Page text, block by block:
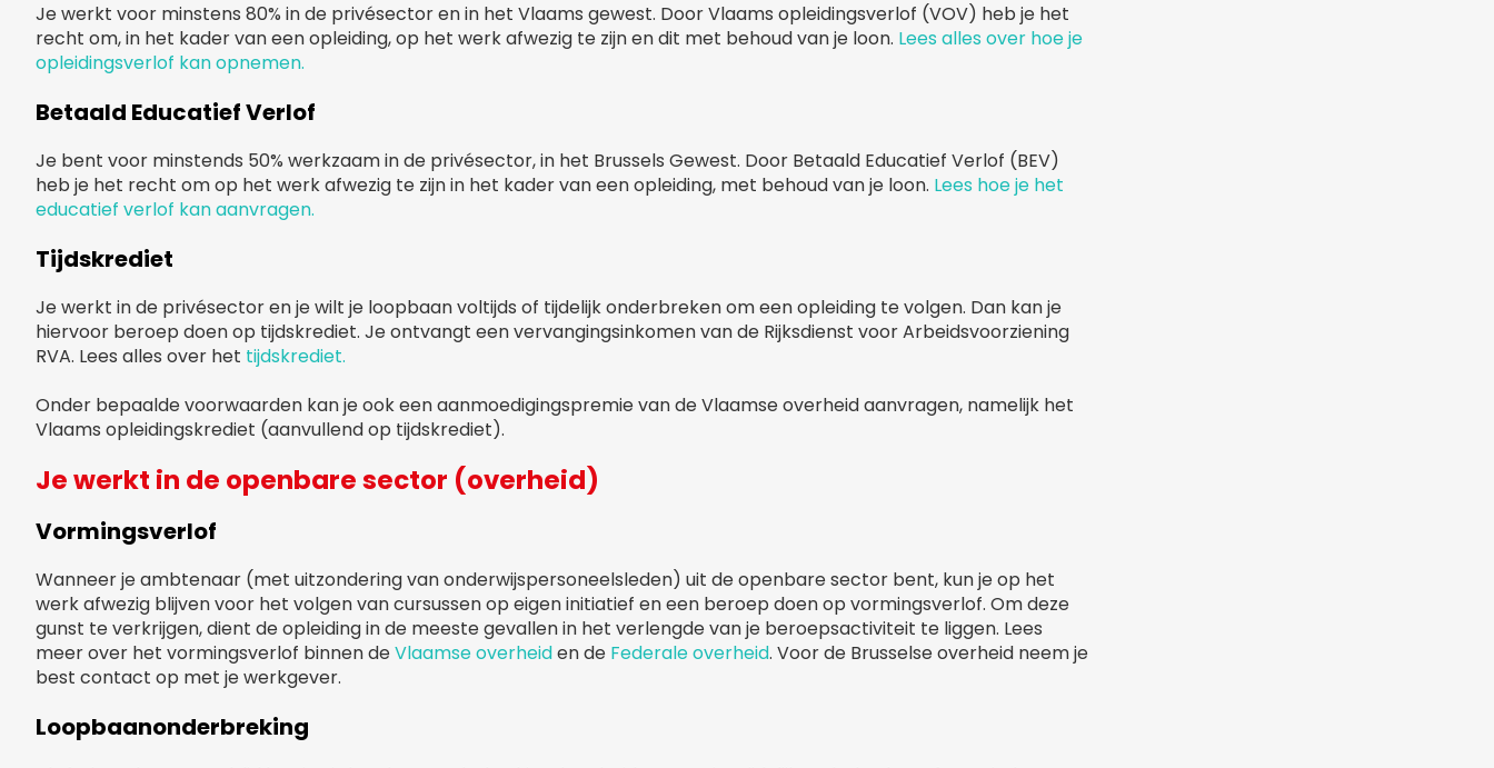
Je werkt voor minstens 80% in de privésector en in het Vlaams gewest. Door Vlaams opleidingsverlof (VOV) heb je het
recht om, in het kader van een opleiding, op het werk afwezig te zijn en dit met behoud van je loon. Lees alles over hoe je
opleidingsverlof kan opnemen.
Betaald Educatief Verlof
Je bent voor minstends 50% werkzaam in de privésector, in het Brussels Gewest. Door Betaald Educatief Verlof (BEV)
heb je het recht om op het werk afwezig te zijn in het kader van een opleiding, met behoud van je loon. Lees hoe je het
educatief verlof kan aanvragen.
Tijdskrediet
Je werkt in de privésector en je wilt je loopbaan voltijds of tijdelijk onderbreken om een opleiding te volgen. Dan kan je
hiervoor beroep doen op tijdskrediet. Je ontvangt een vervangingsinkomen van de Rijksdienst voor Arbeidsvoorziening
RVA. Lees alles over het tijdskrediet.
Onder bepaalde voorwaarden kan je ook een aanmoedigingspremie van de Vlaamse overheid aanvragen, namelijk het
Vlaams opleidingskrediet (aanvullend op tijdskrediet).
Je werkt in de openbare sector (overheid)
Vormingsverlof
Wanneer je ambtenaar (met uitzondering van onderwijspersoneelsleden) uit de openbare sector bent, kun je op het
werk afwezig blijven voor het volgen van cursussen op eigen initiatief en een beroep doen op vormingsverlof. Om deze
gunst te verkrijgen, dient de opleiding in de meeste gevallen in het verlengde van je beroepsactiviteit te liggen. Lees
meer over het vormingsverlof binnen deVlaamse overheiden de Federale overheid. Voor de Brusselse overheid neem je
best contact op met je werkgever.
Loopbaanonderbreking